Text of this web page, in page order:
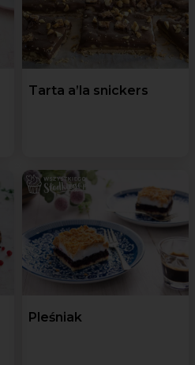
Tarta a’la snickers
Pleśniak